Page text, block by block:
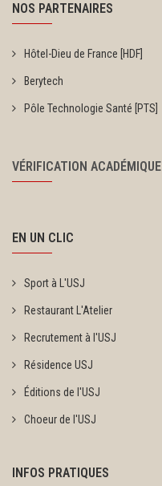
NOS PARTENAIRES
Hôtel-Dieu de France [HDF]
Berytech
Pôle Technologie Santé [PTS]
VÉRIFICATION ACADÉMIQUE
EN UN CLIC
Sport à L'USJ
Restaurant L'Atelier
Recrutement à l'USJ
Résidence USJ
Éditions de l'USJ
Choeur de l'USJ
INFOS PRATIQUES